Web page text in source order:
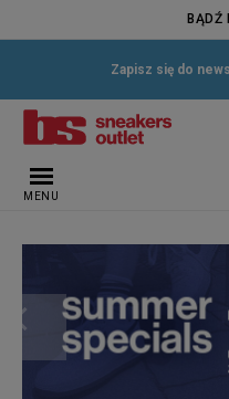
BĄDŹ
Zapisz się do
MENU